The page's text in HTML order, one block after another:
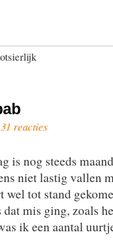
reacties
is nog steeds
niet lastig vallen
wel tot stand
dat mis ging, zoals
ik een aantal